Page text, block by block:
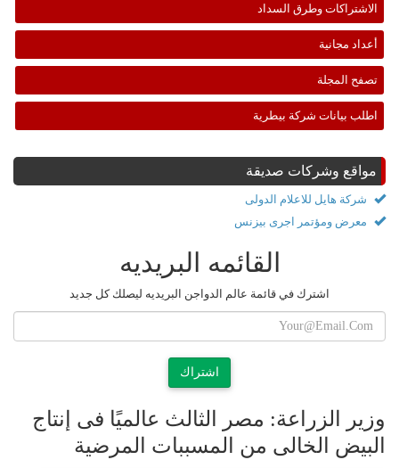
الاشتراكات وطرق السداد
أعداد مجانية
تصفح المجلة
اطلب بيانات شركة بيطرية
مواقع وشركات صديقة
شركة هايل للاعلام الدولى
معرض ومؤتمر اجرى بيزنس
القائمه البريديه
اشترك في قائمة عالم الدواجن البريديه ليصلك كل جديد
اشتراك
وزير الزراعة: مصر الثالث عالميًا فى إنتاج
البيض الخالى من المسببات المرضية